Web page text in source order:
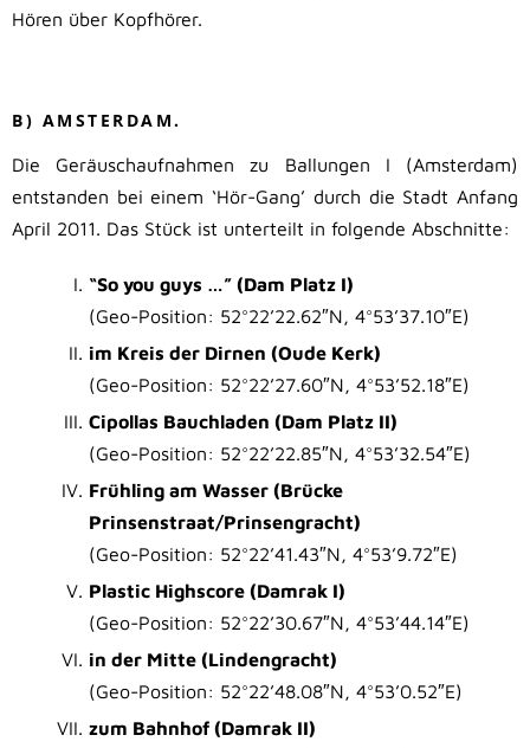
Hören über Kopfhörer.
B) AMSTERDAM.
Die Geräuschaufnahmen zu Ballungen I (Amsterdam)
entstanden bei einem ‘Hör-Gang’ durch die Stadt Anfang
April 2011. Das Stück ist unterteilt in folgende Abschnitte:
“So you guys …” (Dam Platz I)
(Geo-Position: 52°22’22.62″N, 4°53’37.10″E)
im Kreis der Dirnen (Oude Kerk)
(Geo-Position: 52°22’27.60″N, 4°53’52.18″E)
Cipollas Bauchladen (Dam Platz II)
(Geo-Position: 52°22’22.85″N, 4°53’32.54″E)
Frühling am Wasser (Brücke
Prinsenstraat/Prinsengracht)
(Geo-Position: 52°22’41.43″N, 4°53’9.72″E)
Plastic Highscore (Damrak I)
(Geo-Position: 52°22’30.67″N, 4°53’44.14″E)
in der Mitte (Lindengracht)
(Geo-Position: 52°22’48.08″N, 4°53’0.52″E)
zum Bahnhof (Damrak II)